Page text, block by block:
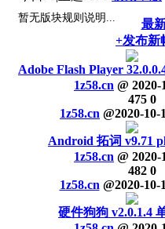
暂无版块规则说明... 最
+发布新
Adobe Flash Player
1z58.cn @ 2020-
475 0
1z58.cn @2020-10-
Android 拓词 v9.71
1z58.cn @ 2020-
482 0
1z58.cn @2020-10-
硬件狗狗 v2.0.1.4